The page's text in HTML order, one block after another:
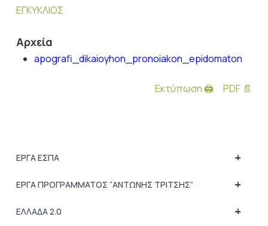
ΕΓΚΥΚΛΙΟΣ
Αρχεία
apografi_dikaioyhon_pronoiakon_epidomaton
Εκτύπωση 🖨 PDF 📄
+
ΕΡΓΑ ΕΣΠΑ
+
ΕΡΓΑ ΠΡΟΓΡΑΜΜΑΤΟΣ “ΑΝΤΩΝΗΣ ΤΡΙΤΣΗΣ”
+
ΕΛΛΑΔΑ 2.0